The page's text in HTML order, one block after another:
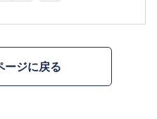
ージに戻る